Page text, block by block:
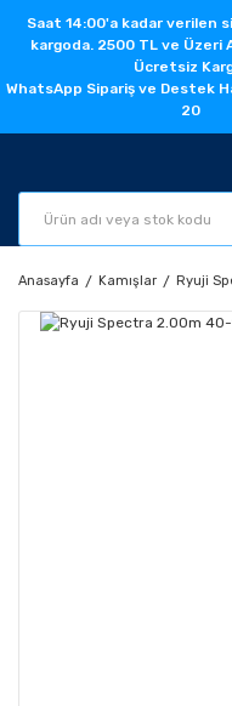
Saat 14:00'a kadar verilen
kargoda. 2500 TL ve Üzeri
Ücretsiz
WhatsApp Sipariş ve Destek
20
Anasayfa Kamışlar Ryuji